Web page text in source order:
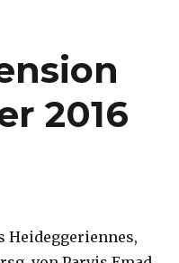
2016
Heideggeriennes,